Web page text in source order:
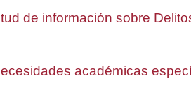
de información sobre
académicas